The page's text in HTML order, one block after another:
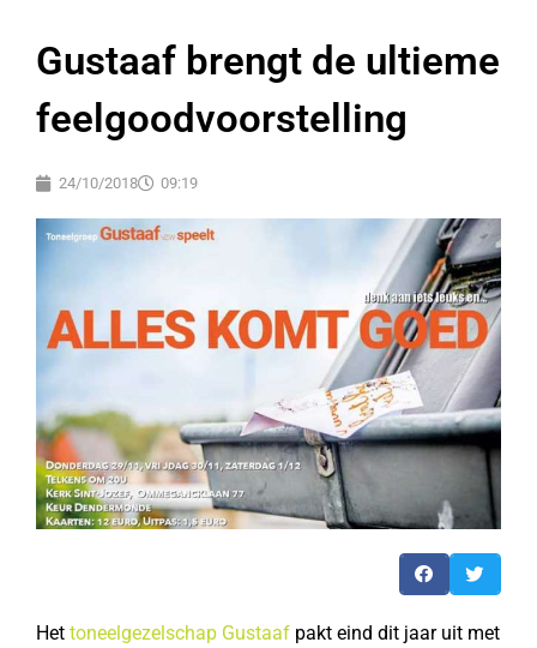
Gustaaf brengt de ultieme
feelgoodvoorstelling
24/10/2018 09:19
Het toneelgezelschap Gustaaf pakt eind dit jaar uit met